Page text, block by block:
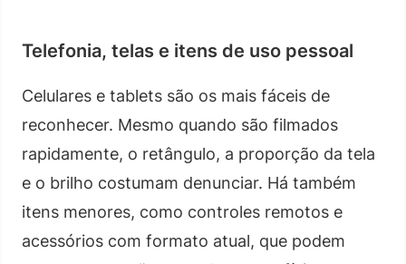
Telefonia, telas e itens de uso pessoal
Celulares e tablets são os mais fáceis de
reconhecer. Mesmo quando são filmados
rapidamente, o retângulo, a proporção da tela
e o brilho costumam denunciar. Há também
itens menores, como controles remotos e
acessórios com formato atual, que podem